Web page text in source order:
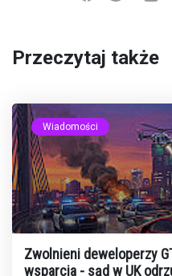
Przeczytaj także
Wiadomości
Zwolnieni deweloperzy
wsparcia - sąd w UK